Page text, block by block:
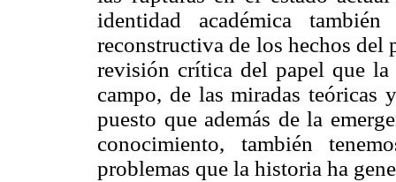
identidad académica
reconstructiva de los hechos del
revisión crítica del papel que
campo, de las miradas
puesto que además de la
conocimiento, también
problemas que la historia ha